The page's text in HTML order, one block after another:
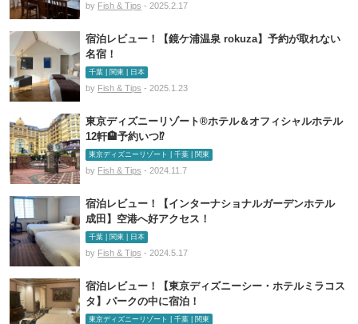
by Fish & Tips - 2025.2.17
宿泊レビュー！【鏡ケ浦温泉 rokuza】予約が取れない
名宿！
千葉 | 関東 | 日本
by Fish & Tips - 2025.1.23
東京ディズニーリゾート®ホテル＆オフィシャルホテル
12軒🏨予約いつ⁉️
東京ディズニーリゾート | 千葉 | 関東
by Fish & Tips - 2024.11.7
宿泊レビュー！【インターナショナルガーデンホテル
成田】空港へ好アクセス！
千葉 | 関東 | 日本
by Fish & Tips - 2024.5.17
宿泊レビュー！【東京ディズニーシー・ホテルミラコス
タ】パークの中に宿泊！
東京ディズニーリゾート | 千葉 | 関東